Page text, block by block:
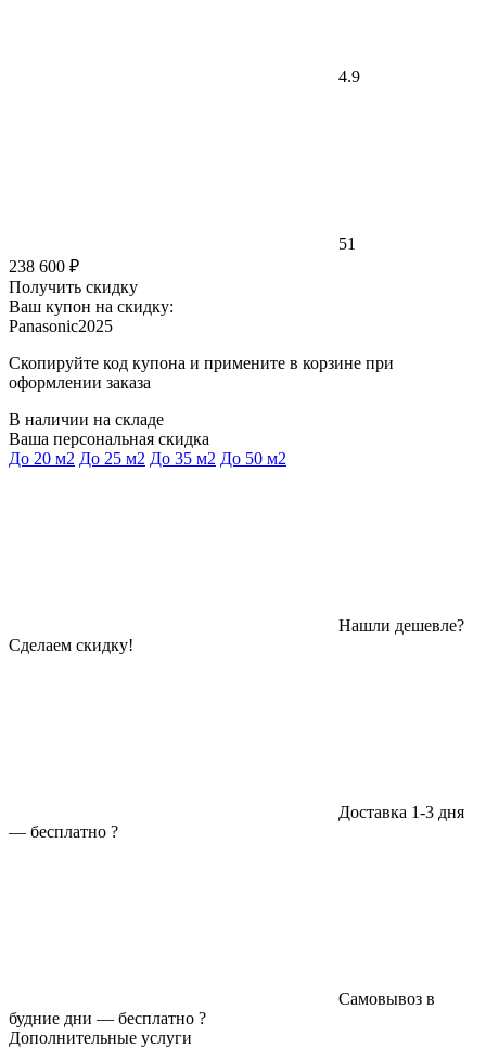
4.9
51
238 600 ₽
Получить скидку
Ваш купон на скидку:
Panasonic2025
Скопируйте код купона и примените в корзине при
оформлении заказа
В наличии на складе
Ваша персональная скидка
До 20 м2 До 25 м2 До 35 м2 До 50 м2
Нашли дешевле?
Сделаем скидку!
Доставка 1-3 дня
— бесплатно ?
Самовывоз в
будние дни — бесплатно ?
Дополнительные услуги